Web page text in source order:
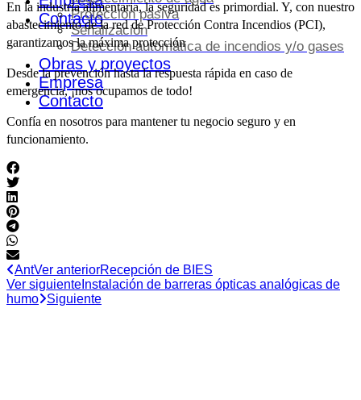
ContactoProtección pasiva
Señalización
Detección automática de incendios y/o gases
Obras y proyectos
Empresa
Contacto
En la industria alimentaria, la seguridad es primordial. Y, con nuestro
abastecimiento de la red de Protección Contra Incendios (PCI),
garantizamos la máxima protección
Desde la prevención hasta la respuesta rápida en caso de
emergencia, ¡nos ocupamos de todo!
Confía en nosotros para mantener tu negocio seguro y en
funcionamiento.
AntVer anteriorRecepción de BIES
Ver siguiente Instalación de barreras ópticas analógicas de
humo
Siguiente